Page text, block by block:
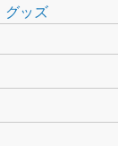
グッズ